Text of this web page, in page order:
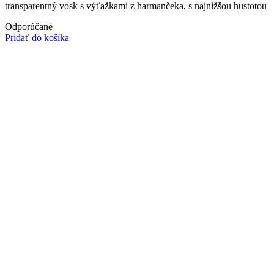
transparentný vosk s výťažkami z harmančeka, s najnižšou hustotou
Odporúčané
Pridať do košíka